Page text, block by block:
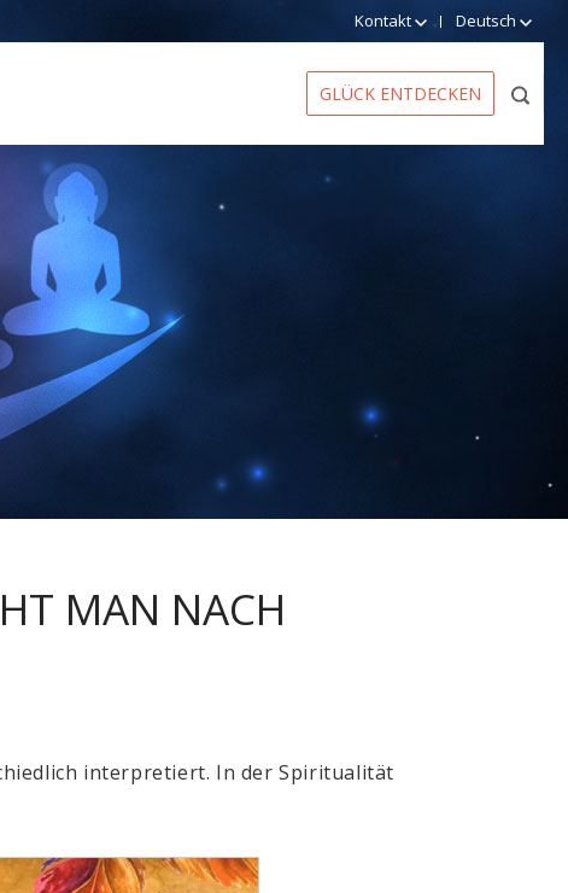
Kontakt Deutsch
GLÜCK ENTDECKEN
MAN NACH
interpretiert. In der Spiritualität